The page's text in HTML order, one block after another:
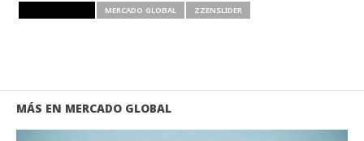
MERCADO GLOBAL ZZENSLIDER
MÁS EN MERCADO GLOBAL